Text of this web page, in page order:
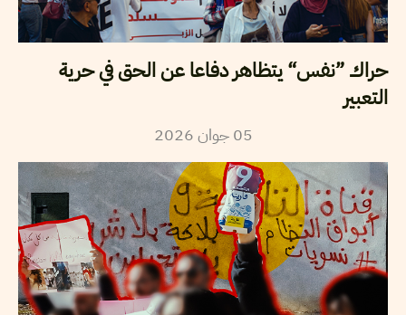
حراك ”نفس“ يتظاهر دفاعا عن الحق في حرية
التعبير
05 جوان2026